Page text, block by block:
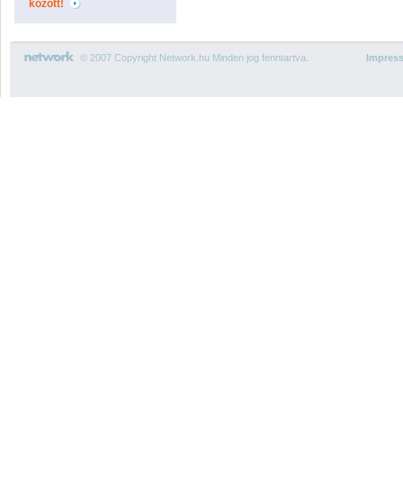
között!
© 2007 Copyright Network.hu Minden jog fenntartva.